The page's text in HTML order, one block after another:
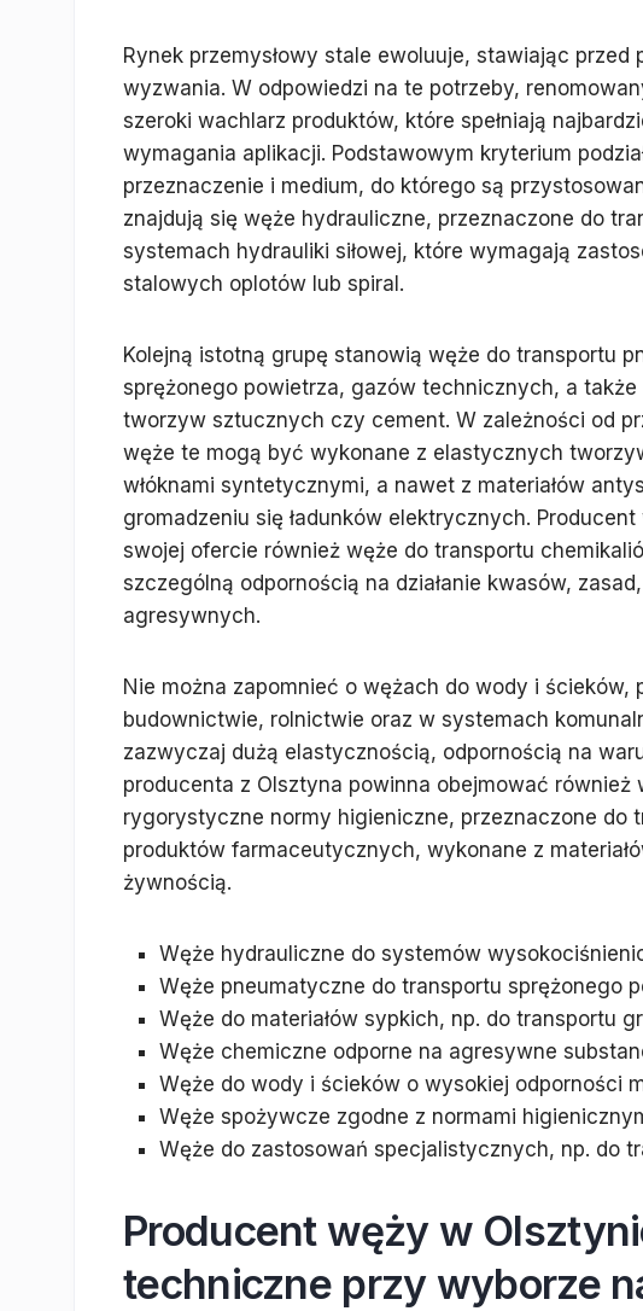
Rynek przemysłowy stale ewoluuje, stawiając
wyzwania. W odpowiedzi na te potrzeby,
szeroki wachlarz produktów, które spełniają
wymagania aplikacji. Podstawowym kryterium
przeznaczenie i medium, do którego są
znajdują się węże hydrauliczne, przeznaczone do
systemach hydrauliki siłowej, które wymagają
stalowych oplotów lub spiral.
Kolejną istotną grupę stanowią węże do transportu
sprężonego powietrza, gazów technicznych, a
tworzyw sztucznych czy cement. W zależności od
węże te mogą być wykonane z elastycznych
włóknami syntetycznymi, a nawet z materiałów
gromadzeniu się ładunków elektrycznych.
swojej ofercie również węże do transportu
szczególną odpornością na działanie kwasów,
agresywnych.
Nie można zapomnieć o wężach do wody i
budownictwie, rolnictwie oraz w systemach
zazwyczaj dużą elastycznością, odpornością na
producenta z Olsztyna powinna obejmować również
rygorystyczne normy higieniczne, przeznaczone do
produktów farmaceutycznych, wykonane z
żywnością.
Węże hydrauliczne do systemów
Węże pneumatyczne do transportu sprężonego
Węże do materiałów sypkich, np. do transportu
Węże chemiczne odporne na agresywne
Węże do wody i ścieków o wysokiej odporności
Węże spożywcze zgodne z normami
Węże do zastosowań specjalistycznych, np. do
Producent węży w
techniczne przy wyborze